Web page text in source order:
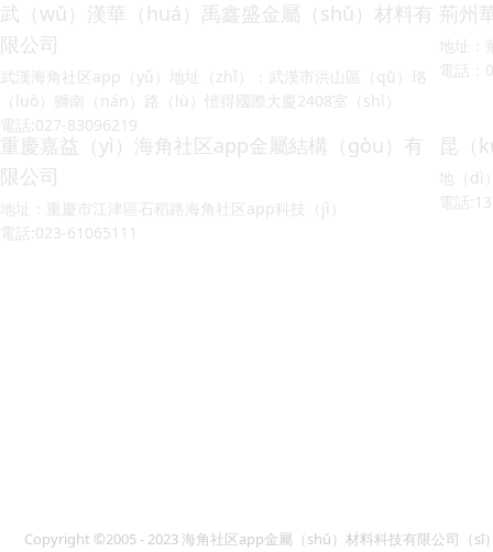
武（wǔ）漢華（huá）禹鑫盛金屬（shǔ）材料有
限公司
武漢海角社区app（yǔ）地址（zhǐ）：武漢市洪山區（qū）珞
（luò）獅南（nán）路（lù）愷得國際大廈2408室（shì）
電話:027-83096219
荊州
地址：
電話
重慶嘉益（yì）海角社区app金屬結構（gòu）有
限公司
地址：重慶市江津區石稻路海角社区app科技（jì）
電話:023-61065111
昆（
地（dì
電話
Copyright ©2005 - 2023 海角社区app金屬（shǔ）材料科技有限公司（sī